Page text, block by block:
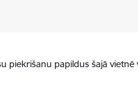
piekrišanu papildus šajā